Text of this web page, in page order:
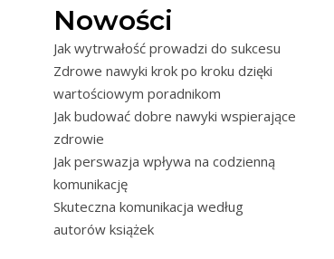
Nowości
Jak wytrwałość prowadzi do sukcesu
Zdrowe nawyki krok po kroku dzięki
wartościowym poradnikom
Jak budować dobre nawyki wspierające
zdrowie
Jak perswazja wpływa na codzienną
komunikację
Skuteczna komunikacja według
autorów książek